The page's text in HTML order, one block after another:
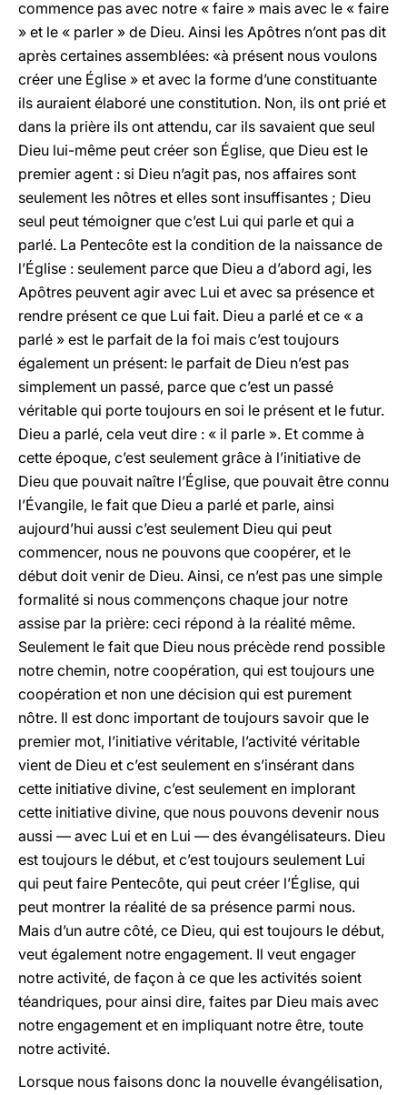
commence pas avec notre « faire » mais avec le « faire
» et le « parler » de Dieu. Ainsi les Apôtres n’ont pas dit
après certaines assemblées: «à présent nous voulons
créer une Église » et avec la forme d’une constituante
ils auraient élaboré une constitution. Non, ils ont prié et
dans la prière ils ont attendu, car ils savaient que seul
Dieu lui-même peut créer son Église, que Dieu est le
premier agent : si Dieu n’agit pas, nos affaires sont
seulement les nôtres et elles sont insuffisantes ; Dieu
seul peut témoigner que c’est Lui qui parle et qui a
parlé. La Pentecôte est la condition de la naissance de
l’Église : seulement parce que Dieu a d’abord agi, les
Apôtres peuvent agir avec Lui et avec sa présence et
rendre présent ce que Lui fait. Dieu a parlé et ce « a
parlé » est le parfait de la foi mais c’est toujours
également un présent: le parfait de Dieu n’est pas
simplement un passé, parce que c’est un passé
véritable qui porte toujours en soi le présent et le futur.
Dieu a parlé, cela veut dire : « il parle ». Et comme à
cette époque, c’est seulement grâce à l’initiative de
Dieu que pouvait naître l’Église, que pouvait être connu
l’Évangile, le fait que Dieu a parlé et parle, ainsi
aujourd’hui aussi c’est seulement Dieu qui peut
commencer, nous ne pouvons que coopérer, et le
début doit venir de Dieu. Ainsi, ce n’est pas une simple
formalité si nous commençons chaque jour notre
assise par la prière: ceci répond à la réalité même.
Seulement le fait que Dieu nous précède rend possible
notre chemin, notre coopération, qui est toujours une
coopération et non une décision qui est purement
nôtre. Il est donc important de toujours savoir que le
premier mot, l’initiative véritable, l’activité véritable
vient de Dieu et c’est seulement en s’insérant dans
cette initiative divine, c’est seulement en implorant
cette initiative divine, que nous pouvons devenir nous
aussi — avec Lui et en Lui — des évangélisateurs. Dieu
est toujours le début, et c’est toujours seulement Lui
qui peut faire Pentecôte, qui peut créer l’Église, qui
peut montrer la réalité de sa présence parmi nous.
Mais d’un autre côté, ce Dieu, qui est toujours le début,
veut également notre engagement. Il veut engager
notre activité, de façon à ce que les activités soient
téandriques, pour ainsi dire, faites par Dieu mais avec
notre engagement et en impliquant notre être, toute
notre activité.
Lorsque nous faisons donc la nouvelle évangélisation,